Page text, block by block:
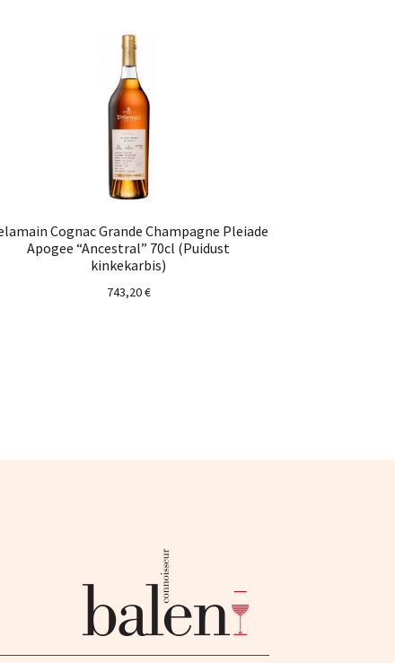
Cognac Grande Champagne Pleiade
Apogee “Ancestral” 70cl (Puidust
kinkekarbis)
743,20€